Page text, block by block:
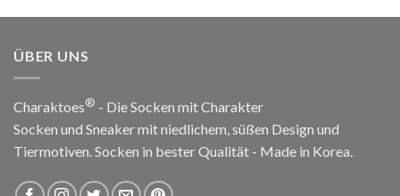
ÜBER UNS
Charaktoes® - Die Socken mit Charakter
Socken und Sneaker mit niedlichem, süßen Design und
Tiermotiven. Socken in bester Qualität - Made in Korea.